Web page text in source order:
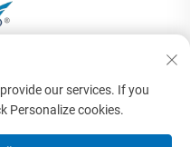
машиналары
сақталған. -Жекелік
our services. If you
Personalize cookies.